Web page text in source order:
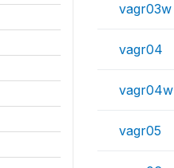
vagr03w
vagr04
vagr04w
vagr05